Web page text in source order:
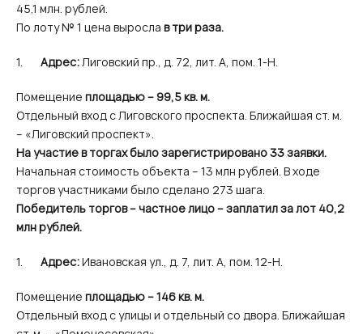
45,1 млн. рублей.
По лоту № 1 цена выросла в три раза.
Адрес:Лиговский пр., д. 72, лит. А, пом. 1-Н.
Помещение площадью – 99,5 кв. м.
Отдельный вход с Лиговского проспекта. Ближайшая ст. м.
– «Лиговский проспект».
На участие в торгах было зарегистрировано 33 заявки.
Начальная стоимость объекта – 13 млн рублей. В ходе
торгов участниками было сделано 273 шага.
Победитель торгов – частное лицо – заплатил за лот 40,2
млн рублей.
Адрес:Ивановская ул., д. 7, лит. А, пом. 12-Н.
Помещение площадью – 146 кв. м.
Отдельный вход с улицы и отдельный со двора. Ближайшая